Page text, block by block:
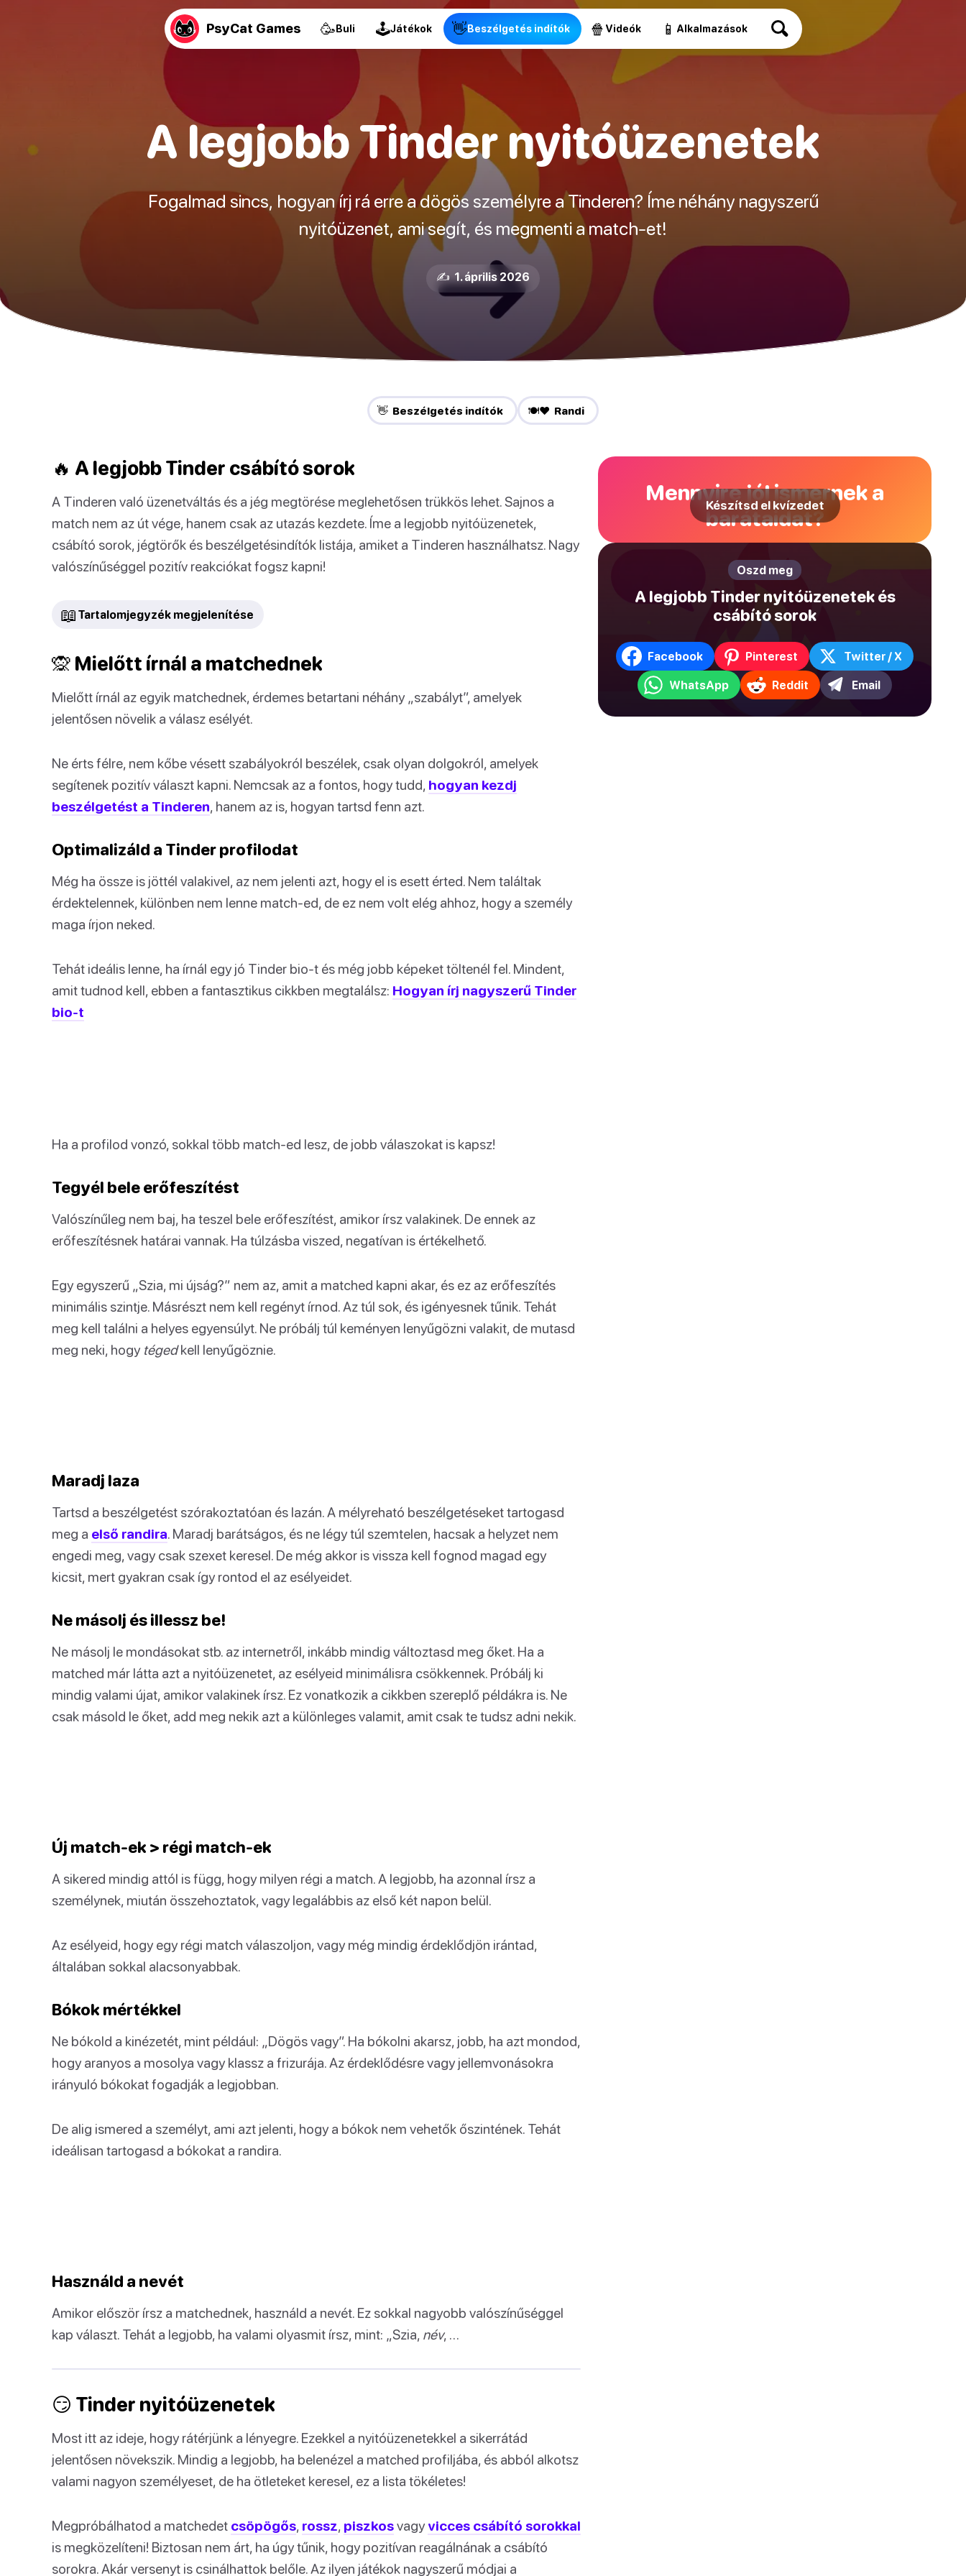
PsyCat Games 🥳Buli 🕹Játékok 👋Beszélgetés indítók 🍿 Videók 📱 Alkalmazások
A legjobb Tinder nyitóüzenetek
Fogalmad sincs, hogyan írj rá erre a dögös személyre a Tinderen? Íme néhány nagyszerű
nyitóüzenet, ami segít, és megmenti a match-et!
✍️ 1. április 2026
👋 Beszélgetés indítók 🍽️❤️ Randi
🔥 A legjobb Tinder csábító sorok
A Tinderen való üzenetváltás és a jég megtörése meglehetősen trükkös lehet. Sajnos a
match nem az út vége, hanem csak az utazás kezdete. Íme a legjobb nyitóüzenetek,
csábító sorok, jégtörők és beszélgetésindítók listája, amiket a Tinderen használhatsz. Nagy
valószínűséggel pozitív reakciókat fogsz kapni!
📖 Tartalomjegyzék megjelenítése
🙊 Mielőtt írnál a matchednek
Mielőtt írnál az egyik matchednek, érdemes betartani néhány „szabályt”, amelyek
jelentősen növelik a válasz esélyét.
Ne érts félre, nem kőbe vésett szabályokról beszélek, csak olyan dolgokról, amelyek
segítenek pozitív választ kapni. Nemcsak az a fontos, hogy tudd, hogyan kezdj
beszélgetést a Tinderen, hanem az is, hogyan tartsd fenn azt.
Optimalizáld a Tinder profilodat
Még ha össze is jöttél valakivel, az nem jelenti azt, hogy el is esett érted. Nem találtak
érdektelennek, különben nem lenne match-ed, de ez nem volt elég ahhoz, hogy a személy
maga írjon neked.
Tehát ideális lenne, ha írnál egy jó Tinder bio-t és még jobb képeket töltenél fel. Mindent,
amit tudnod kell, ebben a fantasztikus cikkben megtalálsz: Hogyan írj nagyszerű Tinder
bio-t
Ha a profilod vonzó, sokkal több match-ed lesz, de jobb válaszokat is kapsz!
Tegyél bele erőfeszítést
Valószínűleg nem baj, ha teszel bele erőfeszítést, amikor írsz valakinek. De ennek az
erőfeszítésnek határai vannak. Ha túlzásba viszed, negatívan is értékelhető.
Egy egyszerű „Szia, mi újság?” nem az, amit a matched kapni akar, és ez az erőfeszítés
minimális szintje. Másrészt nem kell regényt írnod. Az túl sok, és igényesnek tűnik. Tehát
meg kell találni a helyes egyensúlyt. Ne próbálj túl keményen lenyűgözni valakit, de mutasd
meg neki, hogy tégedkell lenyűgöznie.
Maradj laza
Tartsd a beszélgetést szórakoztatóan és lazán. A mélyreható beszélgetéseket tartogasd
meg a első randira. Maradj barátságos, és ne légy túl szemtelen, hacsak a helyzet nem
engedi meg, vagy csak szexet keresel. De még akkor is vissza kell fognod magad egy
kicsit, mert gyakran csak így rontod el az esélyeidet.
Ne másolj és illessz be!
Ne másolj le mondásokat stb. az internetről, inkább mindig változtasd meg őket. Ha a
matched már látta azt a nyitóüzenetet, az esélyeid minimálisra csökkennek. Próbálj ki
mindig valami újat, amikor valakinek írsz. Ez vonatkozik a cikkben szereplő példákra is. Ne
csak másold le őket, add meg nekik azt a különleges valamit, amit csak te tudsz adni nekik.
Új match-ek > régi match-ek
A sikered mindig attól is függ, hogy milyen régi a match. A legjobb, ha azonnal írsz a
személynek, miután összehoztatok, vagy legalábbis az első két napon belül.
Az esélyeid, hogy egy régi match válaszoljon, vagy még mindig érdeklődjön irántad,
általában sokkal alacsonyabbak.
Bókok mértékkel
Ne bókold a kinézetét, mint például: „Dögös vagy”. Ha bókolni akarsz, jobb, ha azt mondod,
hogy aranyos a mosolya vagy klassz a frizurája. Az érdeklődésre vagy jellemvonásokra
irányuló bókokat fogadják a legjobban.
De alig ismered a személyt, ami azt jelenti, hogy a bókok nem vehetők őszintének. Tehát
ideálisan tartogasd a bókokat a randira.
Használd a nevét
Amikor először írsz a matchednek, használd a nevét. Ez sokkal nagyobb valószínűséggel
kap választ. Tehát a legjobb, ha valami olyasmit írsz, mint: „Szia, név, …
😏 Tinder nyitóüzenetek
Most itt az ideje, hogy rátérjünk a lényegre. Ezekkel a nyitóüzenetekkel a sikerrátád
jelentősen növekszik. Mindig a legjobb, ha belenézel a matched profiljába, és abból alkotsz
valami nagyon személyeset, de ha ötleteket keresel, ez a lista tökéletes!
Megpróbálhatod a matchedet csöpögős, rossz, piszkosvagy vicces csábító sorokkal
is megközelíteni! Biztosan nem árt, ha úgy tűnik, hogy pozitívan reagálnának a csábító
sorokra. Akár versenyt is csinálhattok belőle. Az ilyen játékok nagyszerű módjai a
Mennyire jól ismernek a
barátaidat?
Készítsd el kvízedet
Oszd meg
A legjobb Tinder nyitóüzenetek és
csábító sorok
Facebook Pinterest Twitter / X
WhatsApp Reddit Email